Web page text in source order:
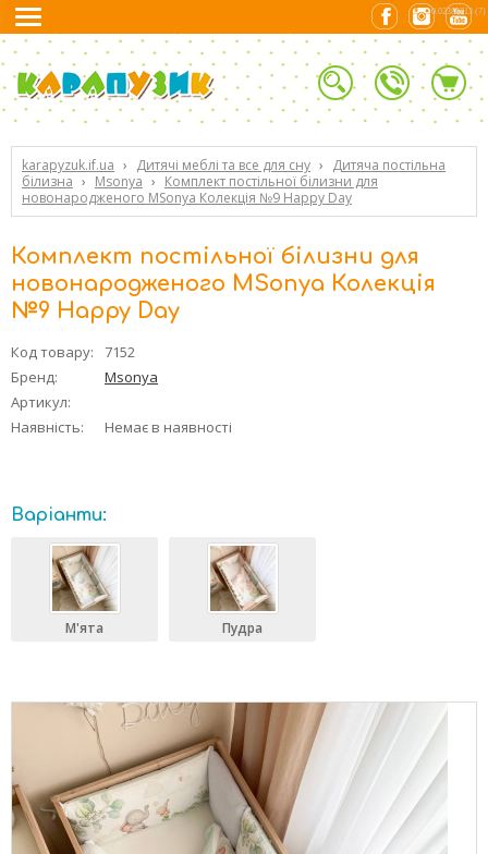
karapyzuk.if.ua › Дитячі меблі та все для сну › Дитяча постільна
білизна › Msonya › Комплект постільної білизни для
новонародженого MSonya Колекція №9 Happy Day
Комплект постільної білизни для
новонародженого MSonya Колекція
№9 Happy Day
Код товару:
7152
Бренд:
Msonya
Артикул:
Наявність:
Немає в наявності
Варіанти:
М'ята Пудра
0.02386713 (7)